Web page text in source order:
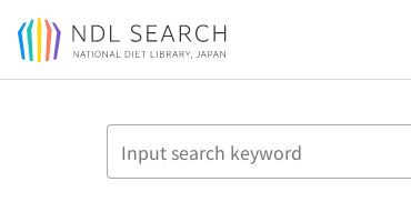
Jump to main content